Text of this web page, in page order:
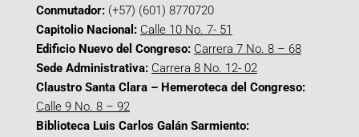
Conmutador: (+57) (601) 8770720
Capitolio Nacional: Calle 10 No. 7- 51
Edificio Nuevo del Congreso: Carrera 7 No. 8 – 68
Sede Administrativa: Carrera 8 No. 12- 02
Claustro Santa Clara – Hemeroteca del Congreso:
Calle 9 No. 8 – 92
Biblioteca Luis Carlos Galán Sarmiento: